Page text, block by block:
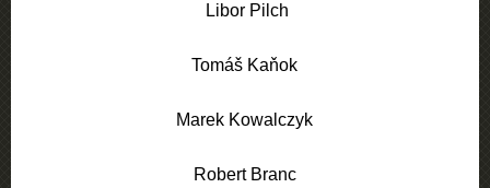
Libor Pilch
Tomáš Kaňok
Marek Kowalczyk
Robert Branc